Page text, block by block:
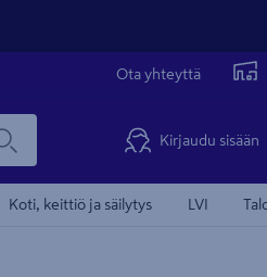
Ota yhteyttä
Kirjaudu sisään
Koti, keittiö ja säilytys LVI